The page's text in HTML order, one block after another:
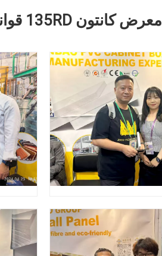
معرض كانتون 135RD قوانغتشو 2024